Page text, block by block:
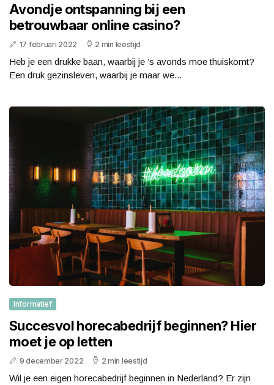
Avondje ontspanning bij een
betrouwbaar online casino?
17 februari 2022 2 min leestijd
Heb je een drukke baan, waarbij je ’s avonds moe thuiskomt?
Een druk gezinsleven, waarbij je maar we...
Informatief
Succesvol horecabedrijf beginnen? Hier
moet je op letten
9 december 2022 2 min leestijd
Wil je een eigen horecabedrijf beginnen in Nederland? Er zijn